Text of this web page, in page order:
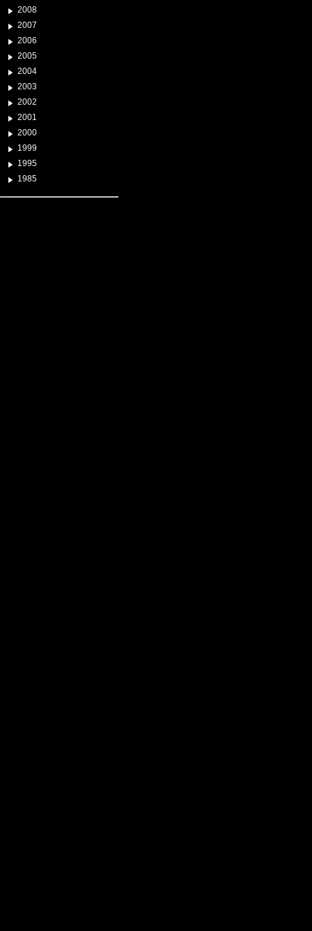
2008
2007
2006
2005
2004
2003
2002
2001
2000
1999
1995
1985